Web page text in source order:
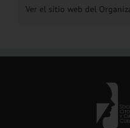
Ver el sitio web del